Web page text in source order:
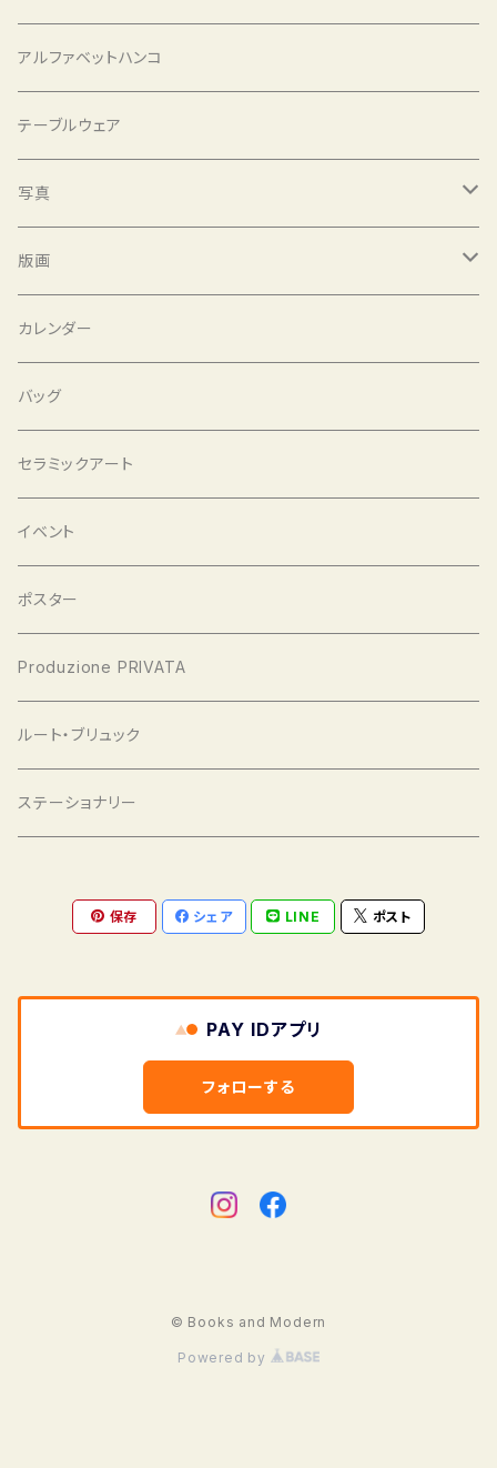
アルファベットハンコ
テーブルウェア
写真
泊昭雄 Akio Tomari STILL LIFE
かくたみほ mirror mirror
版画
小井田由貴
沙羅
カレンダー
バッグ
セラミックアート
イベント
ポスター
Produzione PRIVATA
ルート・ブリュック
ステーショナリー
保存 シェア LINE ポスト
PAY IDアプリ
フォローする
© Books and Modern
Powered by